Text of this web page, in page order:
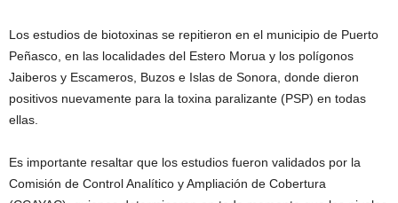
Los estudios de biotoxinas se repitieron en el municipio de Puerto
Peñasco, en las localidades del Estero Morua y los polígonos
Jaiberos y Escameros, Buzos e Islas de Sonora, donde dieron
positivos nuevamente para la toxina paralizante (PSP) en todas
ellas.
Es importante resaltar que los estudios fueron validados por la
Comisión de Control Analítico y Ampliación de Cobertura